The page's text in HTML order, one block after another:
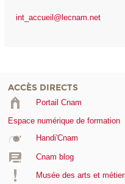
int_accueil@lecnam.net
ACCÈS DIRECTS
Portail Cnam
Espace numérique de formation
Handi'Cnam
Cnam blog
Musée des arts et